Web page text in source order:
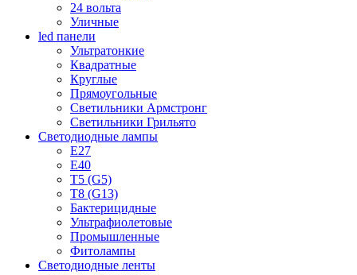
24 вольта
Уличные
led панели
Ультратонкие
Квадратные
Круглые
Прямоугольные
Светильники Армстронг
Светильники Грильято
Светодиодные лампы
E27
Е40
T5 (G5)
T8 (G13)
Бактерицидные
Ультрафиолетовые
Промышленные
Фитолампы
Светодиодные ленты